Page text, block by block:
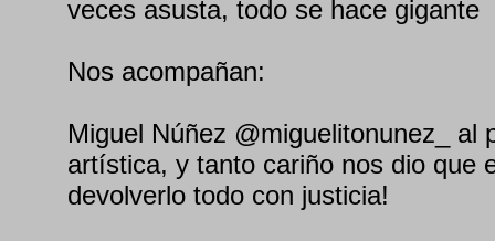
veces asusta, todo se hace gigante
Nos acompañan:
Miguel Núñez @miguelitonunez_ al
artística, y tanto cariño nos dio que
devolverlo todo con justicia!